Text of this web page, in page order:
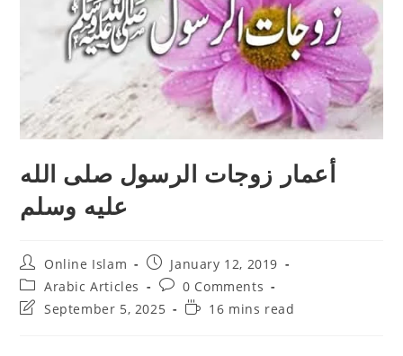
أعمار زوجات الرسول صلى الله
عليه وسلم
Post
author:
Online Islam
Post
published:
January 12, 2019
Post
category:
Arabic Articles
Post
comments:
0 Comments
PostSeptember 5, 2025
Reading
16 mins read